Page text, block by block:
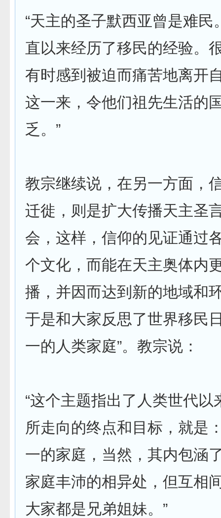
“天主的圣子默西亚曾是难民
直以来经历了移民的经验。
有时感到被迫而痛苦地离开
这一来，令他们祖先生活的
乏。”
教宗继续说，在另一方面，
迁徙，则是扩大传播天主圣
会，这样，信仰的见证通过
个文化，而能在天主奥体内
播，并因而达到新的地域和
于是和大家反思了世界移民
一的人类家庭”。教宗说：
“这个主题指出了人类世代以
所走向的终点和目标，就是
一的家庭，当然，其内包涵
家庭丰沛的相异处，但互相
大家都是兄弟姐妹。”